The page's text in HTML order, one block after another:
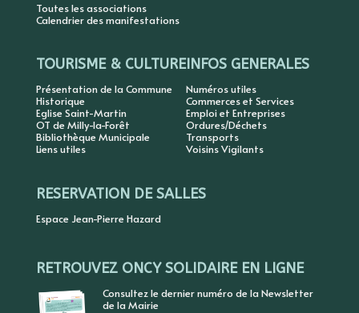
Toutes les associations
Calendrier des manifestations
TOURISME & CULTURE
Présentation de la Commune
Historique
Eglise Saint-Martin
OT de Milly-la-Forêt
Bibliothèque Municipale
Liens utiles
INFOS GENERALES
Numéros utiles
Commerces et Services
Emploi et Entreprises
Ordures/Déchets
Transports
Voisins Vigilants
RESERVATION DE SALLES
Espace Jean-Pierre Hazard
RETROUVEZ ONCY SOLIDAIRE EN LIGNE
Consultez le dernier numéro de la Newsletter
de la Mairie